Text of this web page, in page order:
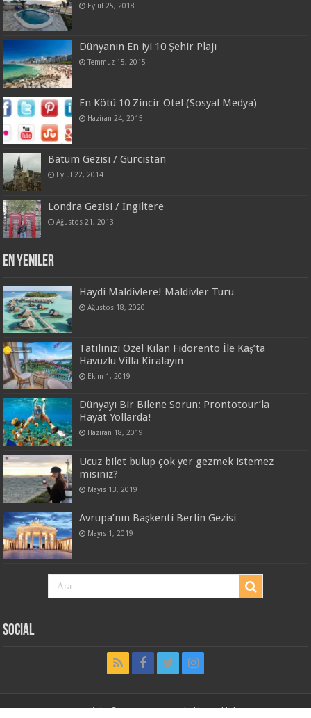
Eylül 25, 2018
Dünyanın En iyi 10 Şehir Plajı
Temmuz 15, 2015
En Kötü 10 Zincir Otel (Sosyal Medya)
Haziran 24, 2015
Batum Gezisi / Gürcistan
Eylül 22, 2014
Londra Gezisi / İngiltere
Ağustos 21, 2013
En Yeniler
Haydi Maldivlere! Maldivler Turu
Ağustos 18, 2020
Tatilinizi Özel Kılan Fidorento İle Kaş’ta
Havuzlu Villa Kiralayın
Ekim 1, 2019
Dünyayı Bir Bilene Sorun: Prontotour’la
Hayat Yollarda!
Haziran 18, 2019
Ucuz bilet bulup çok yer gezmek istemez
misiniz?
Mayıs 13, 2019
Avrupa’nın Başkenti Berlin Gezisi
Mayıs 1, 2019
Social
Copyright © 2014-2017 Tüm hakları saklıdır.